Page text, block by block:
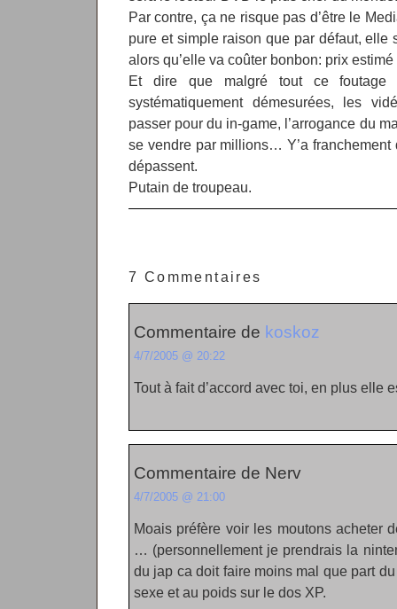
Par contre, ça ne risque pas d’être le
pure et simple raison que par défaut, elle
alors qu’elle va coûter bonbon: prix
Et dire que malgré tout ce foutage
systématiquement démesurées, les
passer pour du in-game, l’arrogance du
se vendre par millions… Y’a
dépassent.
Putain de troupeau.
7 Commentaires
Commentaire de koskoz
4/7/2005 @ 20:22
Tout à fait d’accord avec toi, en plus elle
Commentaire de Nerv
4/7/2005 @ 21:00
Moais préfère voir les moutons acheter
… (personnellement je prendrais la
du jap ca doit faire moins mal que part
sexe et au poids sur le dos XP.